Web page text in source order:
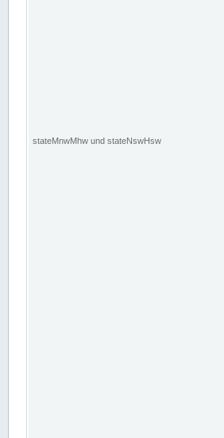
stateMnwMhw und stateNswHsw